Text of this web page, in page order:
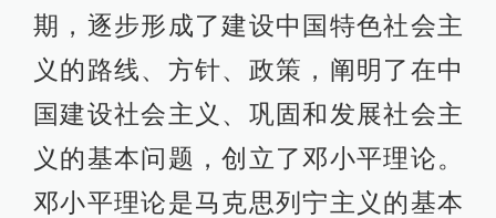
期，逐步形成了建设中国特色社会主
义的路线、方针、政策，阐明了在中
国建设社会主义、巩固和发展社会主
义的基本问题，创立了邓小平理论。
邓小平理论是马克思列宁主义的基本